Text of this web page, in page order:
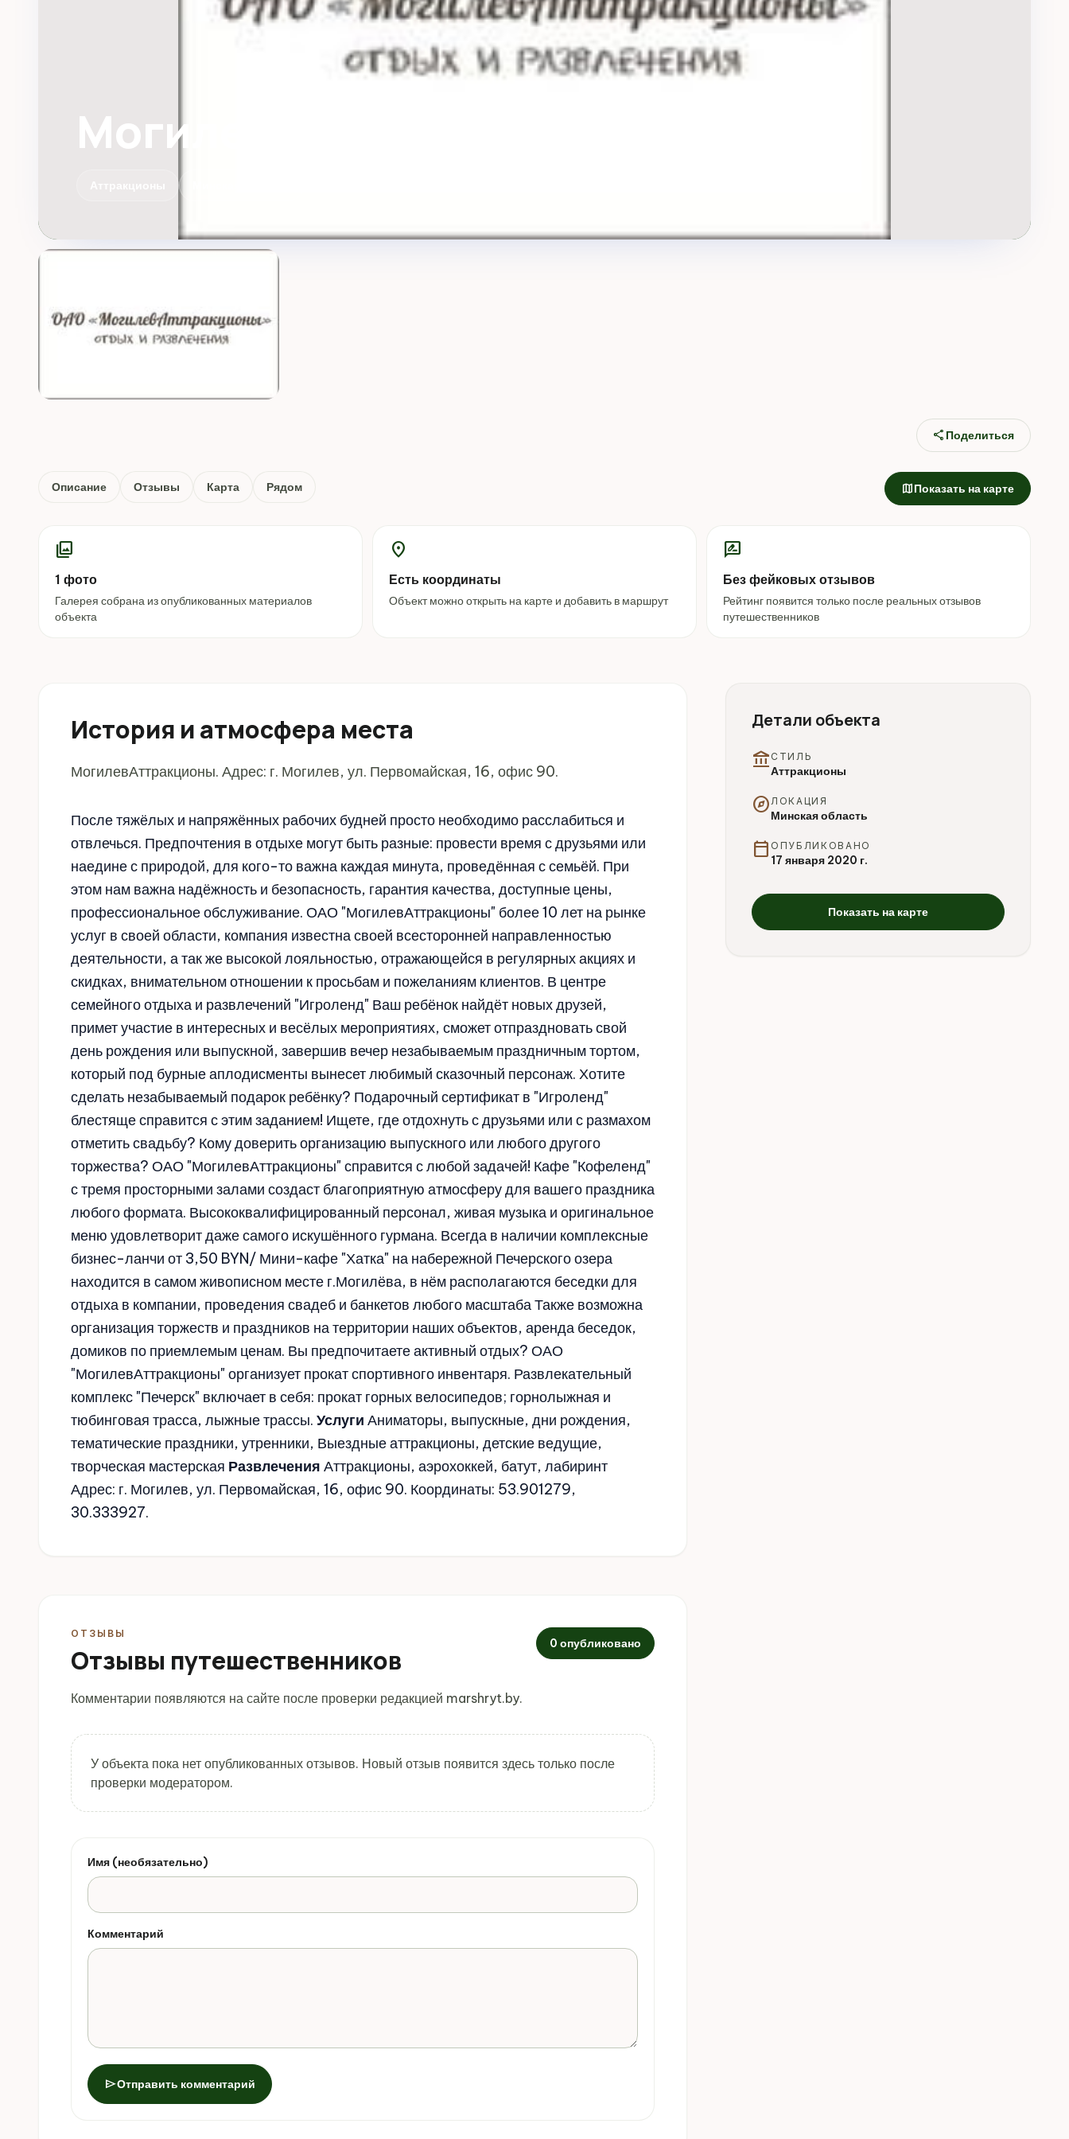
МогилевАттракционы
share Поделиться
Описание Отзывы Карта Рядом mapПоказать на карте
photo_library
1 фото
Галерея собрана из опубликованных материалов
объекта
location_on
Есть координаты
Объект можно открыть на карте и добавить в маршрут
rate_review
Без фейковых отзывов
Рейтинг появится только после реальных отзывов
путешественников
История и атмосфера места
МогилевАттракционы. Адрес: г. Могилев, ул. Первомайская, 16, офис 90.
После тяжёлых и напряжённых рабочих будней просто необходимо расслабиться и
отвлечься. Предпочтения в отдыхе могут быть разные: провести время с друзьями или
наедине с природой, для кого-то важна каждая минута, проведённая с семьёй. При
этом нам важна надёжность и безопасность, гарантия качества, доступные цены,
профессиональное обслуживание. ОАО "МогилевАттракционы" более 10 лет на рынке
услуг в своей области, компания известна своей всесторонней направленностью
деятельности, а так же высокой лояльностью, отражающейся в регулярных акциях и
скидках, внимательном отношении к просьбам и пожеланиям клиентов. В центре
семейного отдыха и развлечений "Игроленд" Ваш ребёнок найдёт новых друзей,
примет участие в интересных и весёлых мероприятиях, сможет отпраздновать свой
день рождения или выпускной, завершив вечер незабываемым праздничным тортом,
который под бурные аплодисменты вынесет любимый сказочный персонаж. Хотите
сделать незабываемый подарок ребёнку? Подарочный сертификат в "Игроленд"
блестяще справится с этим заданием! Ищете, где отдохнуть с друзьями или с размахом
отметить свадьбу? Кому доверить организацию выпускного или любого другого
торжества? ОАО "МогилевАттракционы" справится с любой задачей! Кафе "Кофеленд"
с тремя просторными залами создаст благоприятную атмосферу для вашего праздника
любого формата. Высококвалифицированный персонал, живая музыка и оригинальное
меню удовлетворит даже самого искушённого гурмана. Всегда в наличии комплексные
бизнес-ланчи от 3,50 BYN/ Мини-кафе "Хатка" на набережной Печерского озера
находится в самом живописном месте г.Могилёва, в нём располагаются беседки для
отдыха в компании, проведения свадеб и банкетов любого масштаба Также возможна
организация торжеств и праздников на территории наших объектов, аренда беседок,
домиков по приемлемым ценам. Вы предпочитаете активный отдых? ОАО
"МогилевАттракционы" организует прокат спортивного инвентаря. Развлекательный
комплекс "Печерск" включает в себя: прокат горных велосипедов; горнолыжная и
тюбинговая трасса, лыжные трассы. Услуги Аниматоры, выпускные, дни рождения,
тематические праздники, утренники, Выездные аттракционы, детские ведущие,
творческая мастерская Развлечения Аттракционы, аэрохоккей, батут, лабиринт
Адрес: г. Могилев, ул. Первомайская, 16, офис 90. Координаты: 53.901279,
30.333927.
ОТЗЫВЫ
Отзывы путешественников
0 опубликовано
Комментарии появляются на сайте после проверки редакцией marshryt.by.
У объекта пока нет опубликованных отзывов. Новый отзыв появится здесь только после
проверки модератором.
Имя (необязательно)
Комментарий
sendОтправить комментарий
Детали объекта
account_balance СТИЛЬ
Аттракционы
exploreЛОКАЦИЯ
Минская область
calendar_today ОПУБЛИКОВАНО
17 января 2020 г.
Показать на карте